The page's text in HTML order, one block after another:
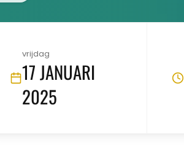
vrijdag
17 JANUARI
2025